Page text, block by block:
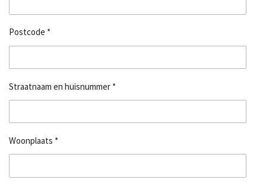
Postcode *
Straatnaam en huisnummer *
Woonplaats *